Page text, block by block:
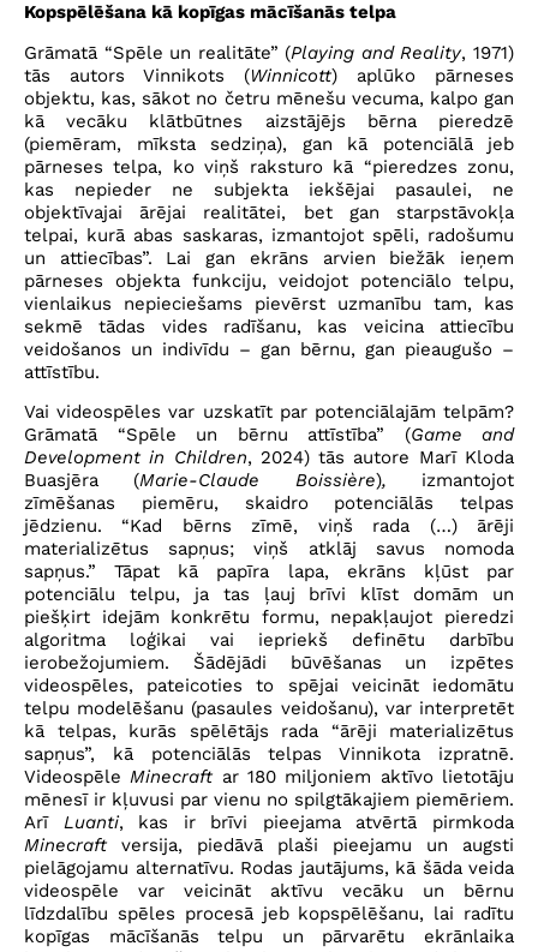
Kopspēlēšana kā kopīgas mācīšanās telpa
Grāmatā “Spēle un realitāte” (Playing and Reality, 1971)
tās autors Vinnikots (Winnicott) aplūko pārneses
objektu, kas, sākot no četru mēnešu vecuma, kalpo gan
kā vecāku klātbūtnes aizstājējs bērna pieredzē
(piemēram, mīksta sedziņa), gan kā potenciālā jeb
pārneses telpa, ko viņš raksturo kā “pieredzes zonu,
kas nepieder ne subjekta iekšējai pasaulei, ne
objektīvajai ārējai realitātei, bet gan starpstāvokļa
telpai, kurā abas saskaras, izmantojot spēli, radošumu
un attiecības”. Lai gan ekrāns arvien biežāk ieņem
pārneses objekta funkciju, veidojot potenciālo telpu,
vienlaikus nepieciešams pievērst uzmanību tam, kas
sekmē tādas vides radīšanu, kas veicina attiecību
veidošanos un indivīdu – gan bērnu, gan pieaugušo –
attīstību.
Vai videospēles var uzskatīt par potenciālajām telpām?
Grāmatā “Spēle un bērnu attīstība” (Game and
Development in Children, 2024) tās autore Marī Kloda
Buasjēra (Marie-Claude Boissière), izmantojot
zīmēšanas piemēru, skaidro potenciālās telpas
jēdzienu. “Kad bērns zīmē, viņš rada (…) ārēji
materializētus sapņus; viņš atklāj savus nomoda
sapņus.” Tāpat kā papīra lapa, ekrāns kļūst par
potenciālu telpu, ja tas ļauj brīvi klīst domām un
piešķirt idejām konkrētu formu, nepakļaujot pieredzi
algoritma loģikai vai iepriekš definētu darbību
ierobežojumiem. Šādējādi būvēšanas un izpētes
videospēles, pateicoties to spējai veicināt iedomātu
telpu modelēšanu (pasaules veidošanu), var interpretēt
kā telpas, kurās spēlētājs rada “ārēji materializētus
sapņus”, kā potenciālās telpas Vinnikota izpratnē.
VideospēleMinecraftar 180 miljoniem aktīvo lietotāju
mēnesī ir kļuvusi par vienu no spilgtākajiem piemēriem.
Arī Luanti, kas ir brīvi pieejama atvērtā pirmkoda
Minecraftversija, piedāvā plaši pieejamu un augsti
pielāgojamu alternatīvu. Rodas jautājums, kā šāda veida
videospēle var veicināt aktīvu vecāku un bērnu
līdzdalību spēles procesā jeb kopspēlēšanu, lai radītu
kopīgas mācīšanās telpu un pārvarētu ekrānlaika